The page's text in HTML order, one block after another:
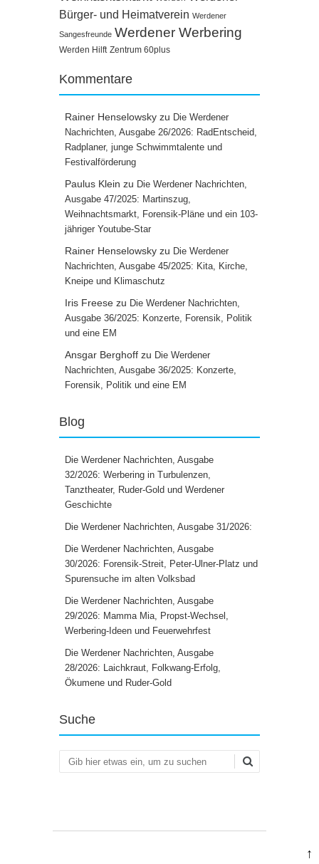
Bürger- und Heimatverein Werdener
Sangesfreunde Werdener Werbering
Werden Hilft Zentrum 60plus
Kommentare
Rainer Henselowsky zu Die Werdener
Nachrichten, Ausgabe 26/2026: RadEntscheid,
Radplaner, junge Schwimmtalente und
Festivalförderung
Paulus Klein zu Die Werdener Nachrichten,
Ausgabe 47/2025: Martinszug,
Weihnachtsmarkt, Forensik-Pläne und ein 103-
jähriger Youtube-Star
Rainer Henselowsky zu Die Werdener
Nachrichten, Ausgabe 45/2025: Kita, Kirche,
Kneipe und Klimaschutz
Iris Freese zu Die Werdener Nachrichten,
Ausgabe 36/2025: Konzerte, Forensik, Politik
und eine EM
Ansgar Berghoff zu Die Werdener
Nachrichten, Ausgabe 36/2025: Konzerte,
Forensik, Politik und eine EM
Blog
Die Werdener Nachrichten, Ausgabe
32/2026: Werbering in Turbulenzen,
Tanztheater, Ruder-Gold und Werdener
Geschichte
Die Werdener Nachrichten, Ausgabe 31/2026:
Die Werdener Nachrichten, Ausgabe
30/2026: Forensik-Streit, Peter-Ulner-Platz und
Spurensuche im alten Volksbad
Die Werdener Nachrichten, Ausgabe
29/2026: Mamma Mia, Propst-Wechsel,
Werbering-Ideen und Feuerwehrfest
Die Werdener Nachrichten, Ausgabe
28/2026: Laichkraut, Folkwang-Erfolg,
Ökumene und Ruder-Gold
Suche
Suchen
↑